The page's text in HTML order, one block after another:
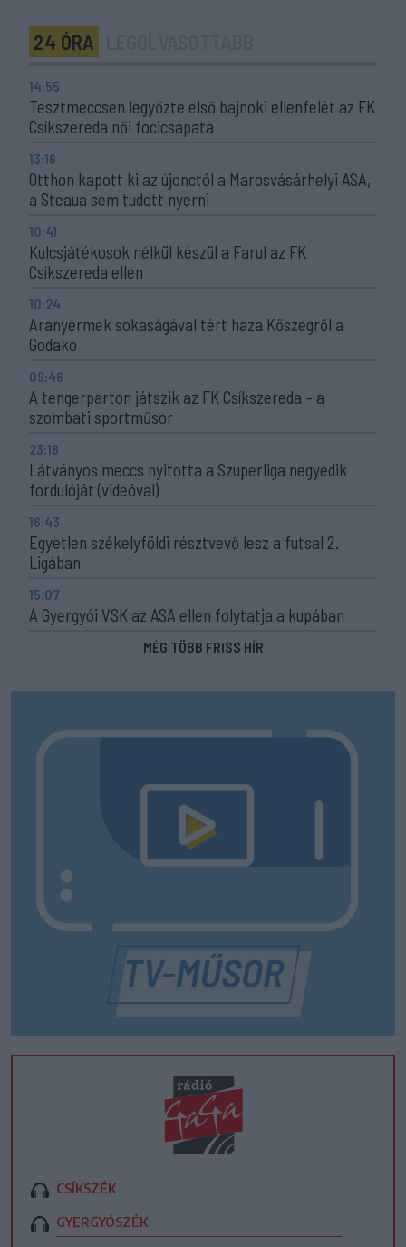
24 ÓRA
14:55
Tesztmeccsen legyőzte első bajnoki ellenfelét az FK
Csíkszereda női focicsapata
13:16
Otthon kapott ki az újonctól a Marosvásárhelyi ASA,
a Steaua sem tudott nyerni
10:41
Kulcsjátékosok nélkül készül a Farul az FK
Csíkszereda ellen
10:24
Aranyérmek sokaságával tért haza Kőszegről a
Godako
09:46
A tengerparton játszik az FK Csíkszereda – a
szombati sportműsor
23:18
Látványos meccs nyitotta a Szuperliga negyedik
fordulóját (videóval)
16:43
Egyetlen székelyföldi résztvevő lesz a futsal 2.
Ligában
15:07
A Gyergyói VSK az ASA ellen folytatja a kupában
MÉG TÖBB FRISS HÍR
CSÍKSZÉK
GYERGYÓSZÉK